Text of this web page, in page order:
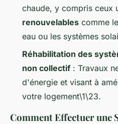
chaude, y compris ceux
renouvelables comme
eau ou les systèmes
Réhabilitation des
non collectif : Travaux
d'énergie et visant à
votre logement\1\23.
Comment Effectuer une